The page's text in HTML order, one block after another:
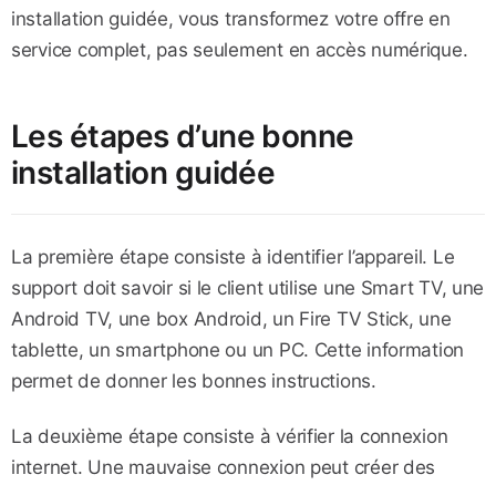
installation guidée, vous transformez votre offre en
service complet, pas seulement en accès numérique.
Les étapes d’une bonne
installation guidée
La première étape consiste à identifier l’appareil. Le
support doit savoir si le client utilise une Smart TV, une
Android TV, une box Android, un Fire TV Stick, une
tablette, un smartphone ou un PC. Cette information
permet de donner les bonnes instructions.
La deuxième étape consiste à vérifier la connexion
internet. Une mauvaise connexion peut créer des